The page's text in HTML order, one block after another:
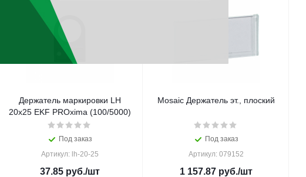
Держатель маркировки LH
20х25 EKF PROxima (100/5000)
Под заказ
Артикул: lh-20-25
37.85руб./шт
Mosaic Держатель эт., плоский
Под заказ
Артикул: 079152
1 157.87руб./шт